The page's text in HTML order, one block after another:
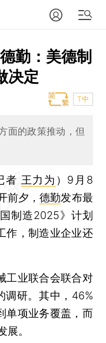
勤：美德制
决定
T中
面的政策推动，但
者 王力为 ） 9月8
前夕，德勤发布最
制造2025》计划
作，制造业企业还
业联合会联合对
调研。其中，46%
单项业务覆盖，而
展。